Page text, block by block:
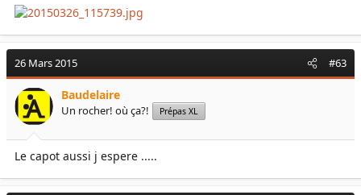
26 Mars 2015 #63
Baudelaire
Un rocher! où ça?! Prépas XL
Le capot aussi j espere .....